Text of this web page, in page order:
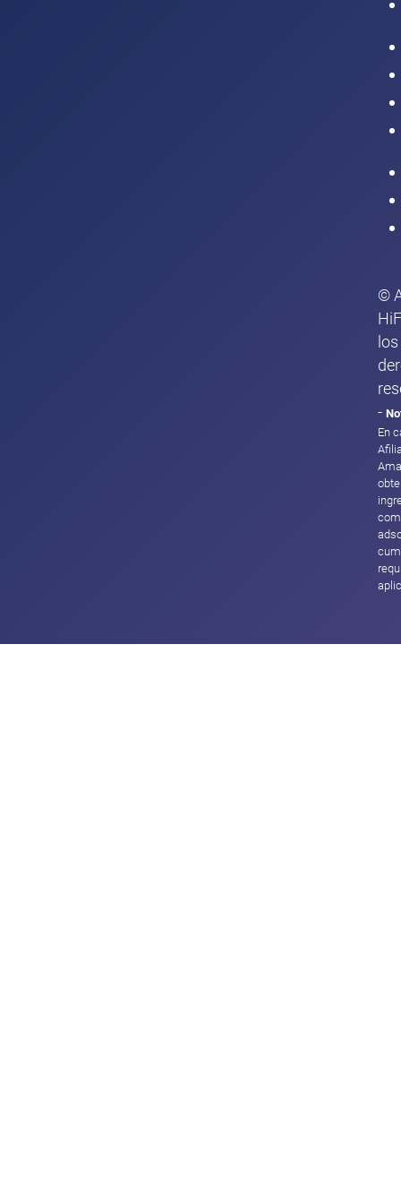
©
los
-
En